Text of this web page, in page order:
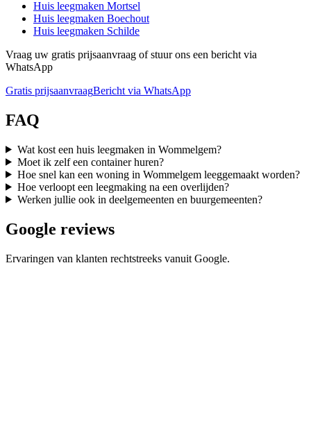
Huis leegmaken Mortsel
Huis leegmaken Boechout
Huis leegmaken Schilde
Vraag uw gratis prijsaanvraag of stuur ons een bericht via
WhatsApp
Gratis prijsaanvraagBericht via WhatsApp
FAQ
Wat kost een huis leegmaken in Wommelgem?
Moet ik zelf een container huren?
Hoe snel kan een woning in Wommelgem leeggemaakt worden?
Hoe verloopt een leegmaking na een overlijden?
Werken jullie ook in deelgemeenten en buurgemeenten?
Google reviews
Ervaringen van klanten rechtstreeks vanuit Google.